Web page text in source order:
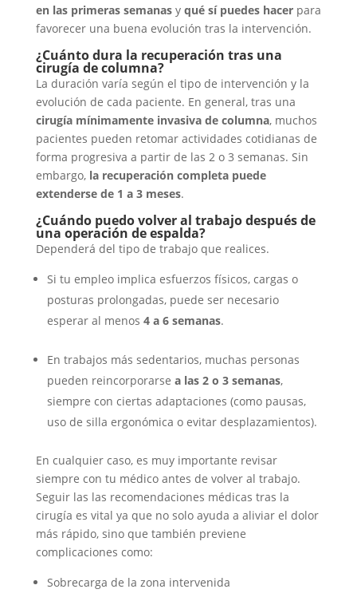
en las primeras semanasy qué sí puedes hacerpara
favorecer una buena evolución tras la intervención.
¿Cuánto dura la recuperación tras una
cirugía de columna?
La duración varía según el tipo de intervención y la
evolución de cada paciente. En general, tras una
cirugía mínimamente invasiva de columna, muchos
pacientes pueden retomar actividades cotidianas de
forma progresiva a partir de las 2 o 3 semanas. Sin
embargo, la recuperación completa puede
extenderse de 1 a 3 meses.
¿Cuándo puedo volver al trabajo después de
una operación de espalda?
Dependerá del tipo de trabajo que realices.
Si tu empleo implica esfuerzos físicos, cargas o
posturas prolongadas, puede ser necesario
esperar al menos 4 a 6 semanas.
En trabajos más sedentarios, muchas personas
pueden reincorporarse a las 2 o 3 semanas,
siempre con ciertas adaptaciones (como pausas,
uso de silla ergonómica o evitar desplazamientos).
En cualquier caso, es muy importante revisar
siempre con tu médico antes de volver al trabajo.
Seguir las las recomendaciones médicas tras la
cirugía es vital ya que no solo ayuda a aliviar el dolor
más rápido, sino que también previene
complicaciones como:
Sobrecarga de la zona intervenida